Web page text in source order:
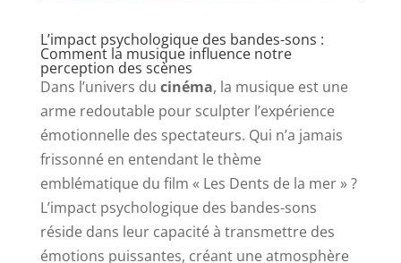
L’impact psychologique des bandes-sons :
Comment la musique influence notre
perception des scènes
Dans l’univers du cinéma, la musique est une
arme redoutable pour sculpter l’expérience
émotionnelle des spectateurs. Qui n’a jamais
frissonné en entendant le thème
emblématique du film « Les Dents de la mer » ?
L’impact psychologique des bandes-sons
réside dans leur capacité à transmettre des
émotions puissantes, créant une atmosphère